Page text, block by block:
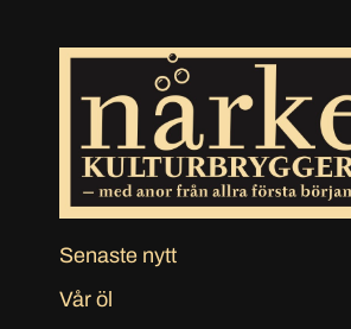
Senaste nytt
Vår öl